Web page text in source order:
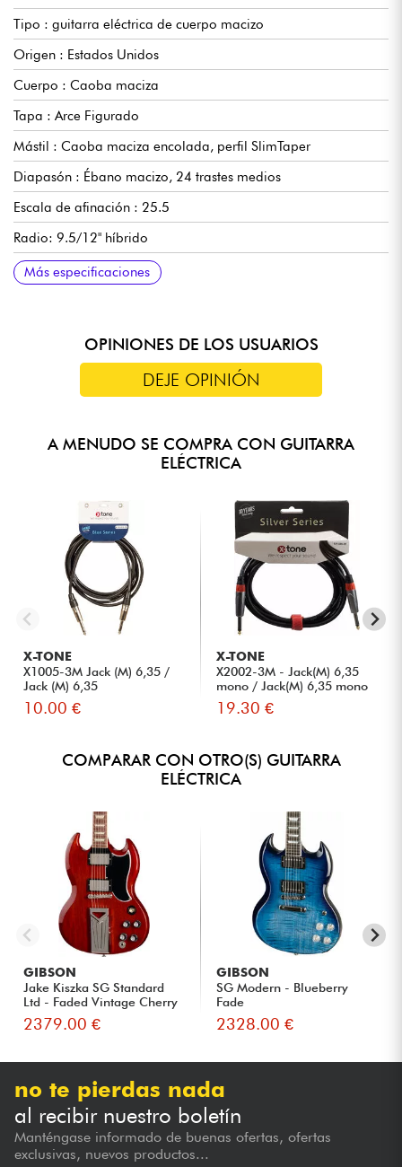
Tipo : guitarra eléctrica de cuerpo macizo
Origen : Estados Unidos
Cuerpo : Caoba maciza
Tapa : Arce Figurado
Mástil : Caoba maciza encolada, perfil SlimTaper
Diapasón : Ébano macizo, 24 trastes medios
Escala de afinación : 25.5
Radio: 9.5/12" híbrido
Anchura mástil 1er traste : 4.3053cm / 1.695"
Anchura mástil final diapasón: 5.7404cm / 2.260"
Pastillas: pastillas Gibson 80's Tribute Humbucker de doble
bobina
Controles: Volumen Master con división de bobina Push/Pull,
Tono Master con Push/Pull
Selección de bobina interna/externa, selector de pastillas de 3
posiciones
Puente/cordial: Nashville Tune-O-Matic & Stopbar de
aluminio
Clavijas de afinación: Grover Mini Rotomatic
Sillín: Graptech
Acabado : Nitrocelulosa brillante
Se vende con : Estuche rígido Gibson
Calibre de cuerdas recomendado: 10.46
Más especificaciones
OPINIONES DE LOS USUARIOS
DEJE OPINIÓN
A MENUDO SE COMPRA CON GUITARRA
ELÉCTRICA
X-TONE
X1005-3M Jack (M) 6,35 /
Jack (M) 6,35
10.00 €
X-TONE
X2002-3M - Jack(M) 6,35
mono / Jack(M) 6,35 mono
S...
19.30 €
COMPARAR CON OTRO(S) GUITARRA
ELÉCTRICA
GIBSON
Jake Kiszka SG Standard
Ltd - Faded Vintage Cherry
2379.00 €
GIBSON
SG Modern - Blueberry
Fade
2328.00 €
no te pierdas nada
al recibir nuestro boletín
Manténgase informado de buenas ofertas, ofertas
exclusivas, nuevos productos...